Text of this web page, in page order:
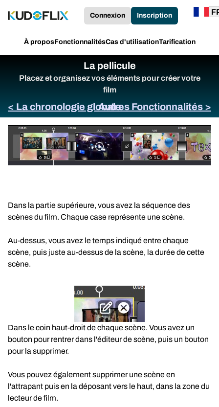
À proposFonctionnalitésCas d'utilisationTarification
Connexion Inscription
La pellicule
Placez et organisez vos éléments pour créer votre
film
< La chronologie globaleAutres Fonctionnalités >
Dans la partie supérieure, vous avez la séquence des
scènes du film. Chaque case représente une scène.
Au-dessus, vous avez le temps indiqué entre chaque
scène, puis juste au-dessus de la scène, la durée de cette
scène.
Dans le coin haut-droit de chaque scène. Vous avez un
bouton pour rentrer dans l'éditeur de scène, puis un bouton
pour la supprimer.
Vous pouvez également supprimer une scène en
l'attrapant puis en la déposant vers le haut, dans la zone du
lecteur de film.